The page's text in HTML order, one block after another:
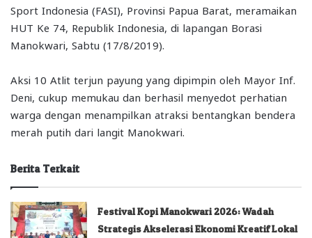
Sport Indonesia (FASI), Provinsi Papua Barat, meramaikan
HUT Ke 74, Republik Indonesia, di lapangan Borasi
Manokwari, Sabtu (17/8/2019).
Aksi 10 Atlit terjun payung yang dipimpin oleh Mayor Inf.
Deni, cukup memukau dan berhasil menyedot perhatian
warga dengan menampilkan atraksi bentangkan bendera
merah putih dari langit Manokwari.
Berita Terkait
Festival Kopi Manokwari 2026: Wadah
Strategis Akselerasi Ekonomi Kreatif Lokal